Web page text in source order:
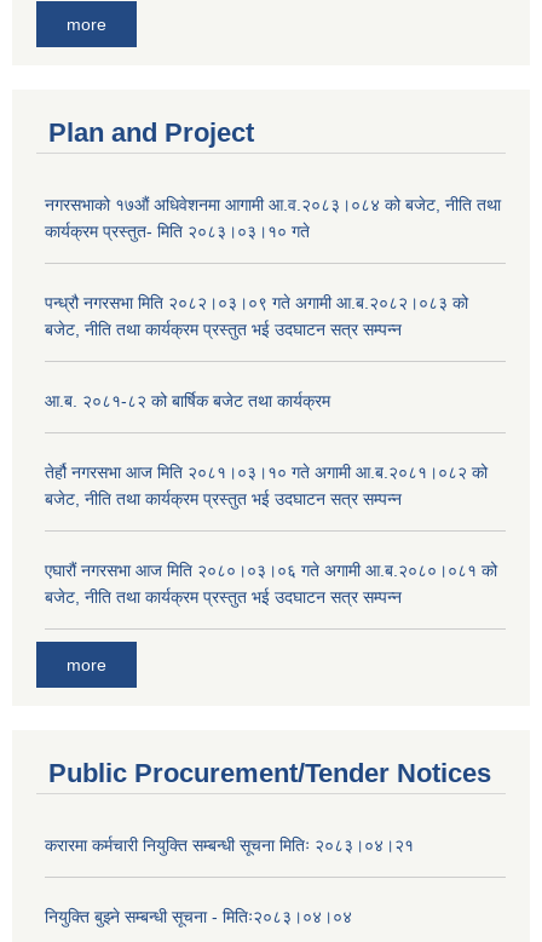
more
Plan and Project
नगरसभाको १७औं अधिवेशनमा आगामी आ.व.२०८३।०८४ को बजेट, नीति तथा
कार्यक्रम प्रस्तुत- मिति २०८३।०३।१० गते
पन्ध्रौ नगरसभा मिति २०८२।०३।०९ गते अगामी आ.ब.२०८२।०८३ को
बजेट, नीति तथा कार्यक्रम प्रस्तुत भई उदघाटन सत्र सम्पन्न
आ.ब. २०८१-८२ को बार्षिक बजेट तथा कार्यक्रम
तेर्हौ नगरसभा आज मिति २०८१।०३।१० गते अगामी आ.ब.२०८१।०८२ को
बजेट, नीति तथा कार्यक्रम प्रस्तुत भई उदघाटन सत्र सम्पन्न
एघारौं नगरसभा आज मिति २०८०।०३।०६ गते अगामी आ.ब.२०८०।०८१ को
बजेट, नीति तथा कार्यक्रम प्रस्तुत भई उदघाटन सत्र सम्पन्न
more
Public Procurement/Tender Notices
करारमा कर्मचारी नियुक्ति सम्बन्धी सूचना मितिः २०८३।०४।२१
नियुक्ति बुझ्ने सम्बन्धी सूचना - मितिः२०८३।०४।०४